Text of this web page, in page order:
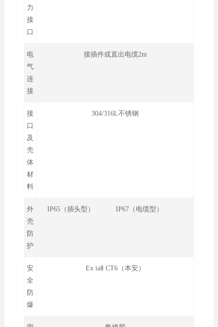
力
接
口
电
气
连
接
接插件或直出电缆2m
接
口
及
壳
体
材
料
304/316L不锈钢
外
壳
防
护
IP65（插头型） IP67（电缆型）
安
全
防
爆
Ex iaⅡ CT6（本安）